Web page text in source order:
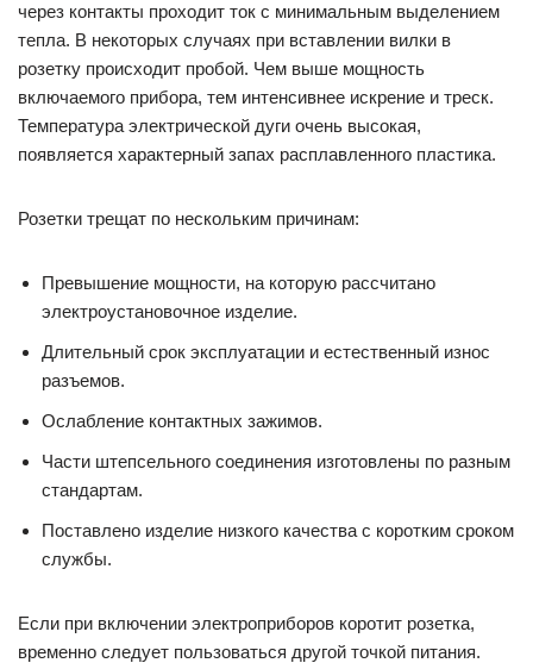
через контакты проходит ток с минимальным выделением
тепла. В некоторых случаях при вставлении вилки в
розетку происходит пробой. Чем выше мощность
включаемого прибора, тем интенсивнее искрение и треск.
Температура электрической дуги очень высокая,
появляется характерный запах расплавленного пластика.
Розетки трещат по нескольким причинам:
Превышение мощности, на которую рассчитано
электроустановочное изделие.
Длительный срок эксплуатации и естественный износ
разъемов.
Ослабление контактных зажимов.
Части штепсельного соединения изготовлены по разным
стандартам.
Поставлено изделие низкого качества с коротким сроком
службы.
Если при включении электроприборов коротит розетка,
временно следует пользоваться другой точкой питания.